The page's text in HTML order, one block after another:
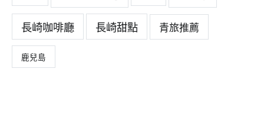
長崎咖啡廳 長崎甜點 青旅推薦
鹿兒島